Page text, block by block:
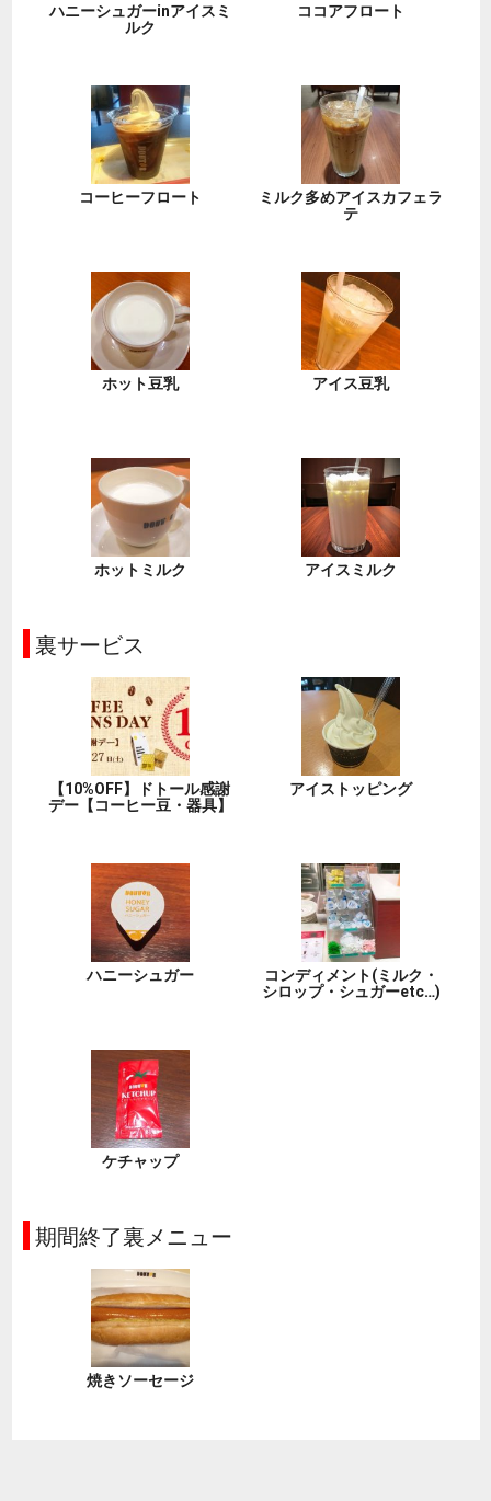
ハニーシュガーinアイスミ
ルク
ココアフロート
コーヒーフロート
ミルク多めアイスカフェラ
テ
ホット豆乳 アイス豆乳
ホットミルク アイスミルク
裏サービス
【10%OFF】ドトール感謝
デー【コーヒー豆・器具】
アイストッピング
ハニーシュガー
コンディメント(ミルク・
シロップ・シュガーetc…)
ケチャップ
期間終了裏メニュー
焼きソーセージ